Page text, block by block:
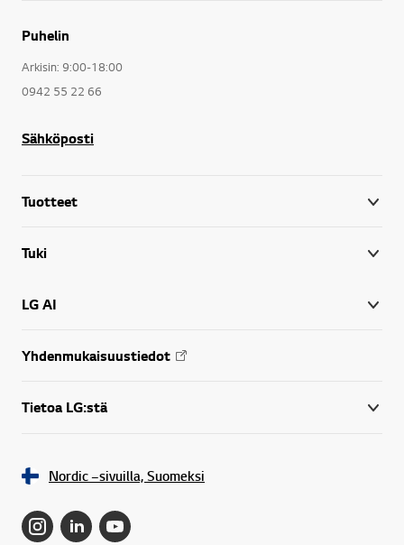
Puhelin
Arkisin: 9:00-18:00
0942 55 22 66
Sähköposti
Tuotteet
Tuki
LG AI
Yhdenmukaisuustiedot
Tietoa LG:stä
Nordic –sivuilla, Suomeksi